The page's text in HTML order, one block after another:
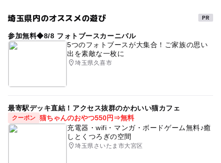
埼玉県内のオススメの遊び
参加無料◆8/8 フォトブースカーニバル
5つのフォトブースが大集合！ご家族の思い
出を素敵な一枚に
埼玉県久喜市
最寄駅デッキ直結！アクセス抜群のかわいい猫カフェ
クーポン 猫ちゃんのおやつ550円⇒無料
充電器・wifi・マンガ・ボードゲーム無料♪癒
しとくつろぎの空間
埼玉県さいたま市大宮区